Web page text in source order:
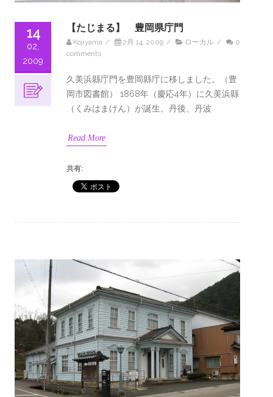
14
02,
2009
【たじまる】 豊岡県庁門
Kojiyama / 2月 14, 2009 / ローカル /
0
comments
久美浜縣庁門を豊岡縣庁に移しました。（豊
岡市図書館） 1868年（慶応4年）に久美浜縣
（くみはまけん）が誕生。丹後、丹波
Read More
共有: